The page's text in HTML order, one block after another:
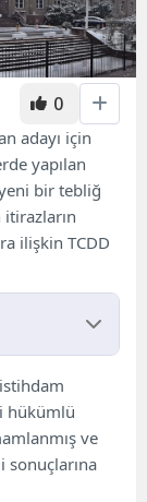
0
adayı için
yapılan
bir tebliğ
itirazların
ilişkin TCDD
hükümlü
ve
sonuçlarına